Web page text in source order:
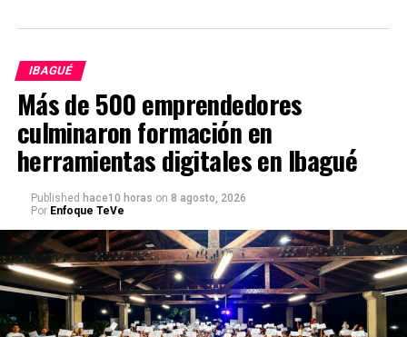
IBAGUÉ
Más de 500 emprendedores
culminaron formación en
herramientas digitales en Ibagué
Published hace10 horas on 8 agosto, 2026
Por Enfoque TeVe